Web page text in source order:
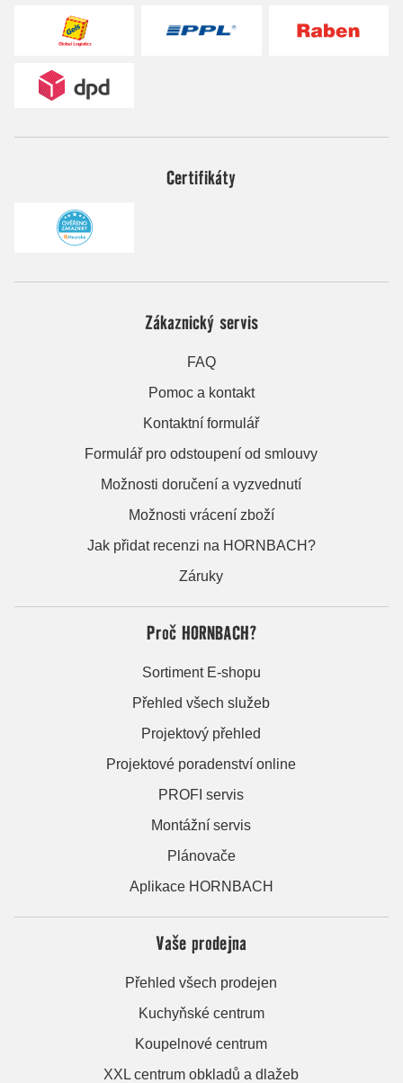
Certifikáty
Zákaznický servis
FAQ
Pomoc a kontakt
Kontaktní formulář
Formulář pro odstoupení od smlouvy
Možnosti doručení a vyzvednutí
Možnosti vrácení zboží
Jak přidat recenzi na HORNBACH?
Záruky
Proč HORNBACH?
Sortiment E-shopu
Přehled všech služeb
Projektový přehled
Projektové poradenství online
PROFI servis
Montážní servis
Plánovače
Aplikace HORNBACH
Vaše prodejna
Přehled všech prodejen
Kuchyňské centrum
Koupelnové centrum
XXL centrum obkladů a dlažeb